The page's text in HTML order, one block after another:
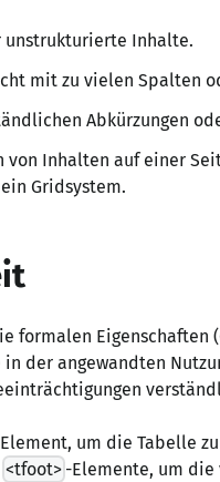
unstrukturierte Inhalte.
mit zu vielen Spalten
Abkürzungen
von Inhalten auf einer
Gridsystem.
formalen Eigenschaften
der angewandten
um die Tabelle
<tfoot> -Elemente, um die